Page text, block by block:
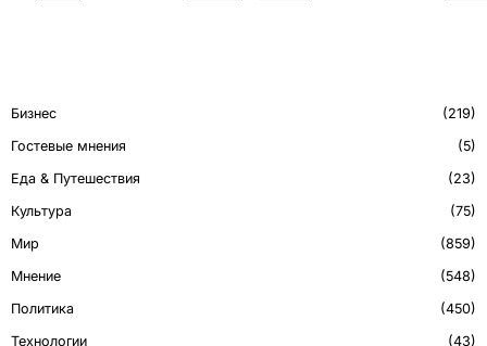
Бизнес
219
Гостевые мнения
5
Еда & Путешествия
23
Культура
75
Мир
859
Мнение
548
Политика
450
Технологии
43